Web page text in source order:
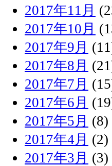
2017年11月
2017年10月
2017年9月
2017年8月
2017年7月
2017年6月
2017年5月 (8)
2017年4月 (2)
2017年3月 (3)